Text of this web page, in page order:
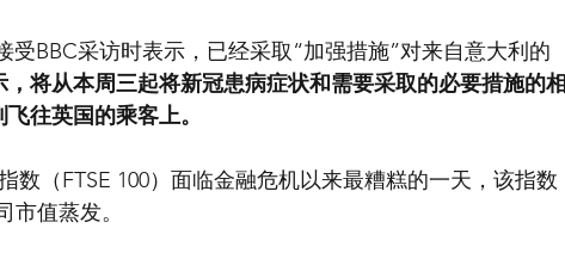
受BBC采访时表示，已经采取“加强措施”对来自意大利的
将从本周三起将新冠患病症状和需要采取的必要措施的相
往英国的乘客上。
数（FTSE 100）面临金融危机以来最糟糕的一天，该指数
市值蒸发。